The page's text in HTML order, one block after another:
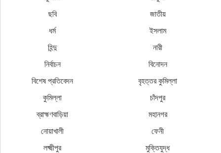
ছবি
জাতীয়
ধর্ম
ইসলাম
হিন্দু
নারী
নির্বাচন
বিনোদন
বিশেষ প্রতিবেদন
বৃহত্তর কুমিল্লা
কুমিল্লা
চাঁদপুর
ব্রাহ্মণবাড়িয়া
মহানগর
নোয়াখালী
ফেনী
লক্ষ্মীপুর
মুক্তিযুদ্ধ